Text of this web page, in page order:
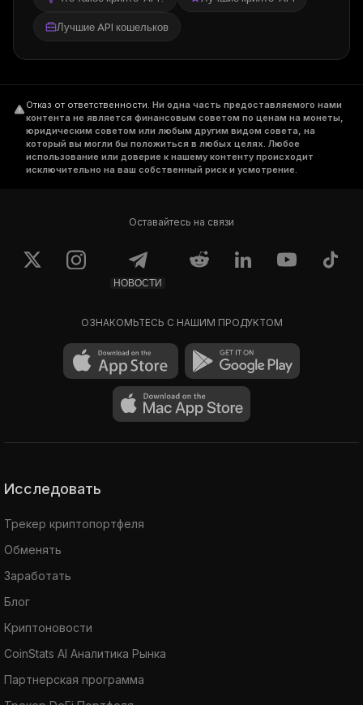
Лучшие API кошельков
Отказ от ответственности. Ни одна часть предоставляемого нами
контента не является финансовым советом по ценам на монеты,
юридическим советом или любым другим видом совета, на
который вы могли бы положиться в любых целях. Любое
использование или доверие к нашему контенту происходит
исключительно на ваш собственный риск и усмотрение.
Оставайтесь на связи
НОВОСТИ
ОЗНАКОМЬТЕСЬ С НАШИМ ПРОДУКТОМ
Исследовать
Трекер криптопортфеля
Обменять
Заработать
Блог
Криптоновости
CoinStats AI Аналитика Рынка
Партнерская программа